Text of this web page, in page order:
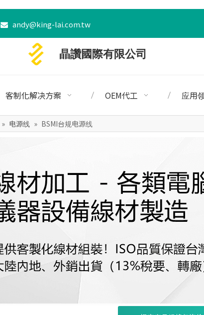
 andy@king-lai.com.tw
客制化解决方案 OEM代工 应用
» 电源线 » BSMI台规电源线